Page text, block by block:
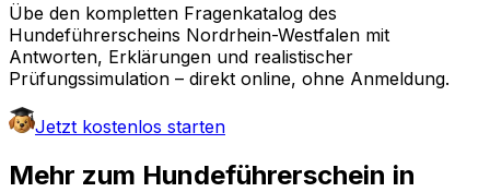
Übe den kompletten Fragenkatalog des
Hundeführerscheins Nordrhein-Westfalen mit
Antworten, Erklärungen und realistischer
Prüfungssimulation – direkt online, ohne Anmeldung.
Jetzt kostenlos starten
Mehr zum Hundeführerschein in